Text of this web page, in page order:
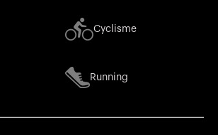
Cyclisme
Running